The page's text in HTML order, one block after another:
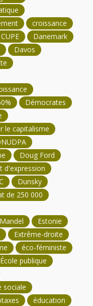
croissance
CUPE
Danemark
Davos
Démocrates
le capitalisme
Doug Ford
d'expression
Dunsky
de 250 000
Estonie
Extrême-droite
éco-féministe
École publique
sociale
éducation